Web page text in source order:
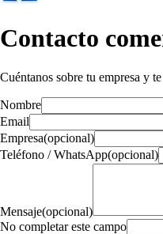
Contacto
Cuéntanos sobre tu empresa y
Nombre
Email
Empresa(opcional)
Teléfono / WhatsApp(opcional)
Mensaje(opcional)
No completar este campo